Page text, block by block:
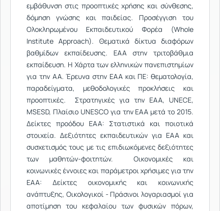
εμβάθυνση στις προοπτικές χρήσης και σύνθεσης,
δόμηση γνώσης και παιδείας. Προσέγγιση του
Ολοκληρωμένου Εκπαιδευτικού Φορέα (Whole
Institute Approach). Θεματικά δίκτυα διαφόρων
βαθμίδων εκπαίδευσης. ΕΑΑ στην τριτοβάθμια
εκπαίδευση. Η Χάρτα των ελληνικών πανεπιστημίων
για την ΑΑ. Έρευνα στην ΕΑΑ και ΠΕ: θεματολογία,
παραδείγματα, μεθοδολογικές προκλήσεις και
προοπτικές. Στρατηγικές για την ΕΑΑ, UNECE,
MSESD, Πλαίσιο UNESCO για την ΕΑΑ μετά το 2015.
Δείκτες προόδου ΕΑΑ: Στατιστικά και ποιοτικά
στοιχεία. Δεξιότητες εκπαιδευτικών για ΕΑΑ και
συσχετισμός τους με τις επιδιωκόμενες δεξιότητες
των μαθητών-φοιτητών. Οικονομικές και
κοινωνικές έννοιες και παράμετροι χρήσιμες για την
ΕΑΑ: Δείκτες οικονομικής και κοινωνικής
ανάπτυξης, Οικολογικοί - Πράσινοι λογαριασμοί για
αποτίμηση του κεφαλαίου των φυσικών πόρων,